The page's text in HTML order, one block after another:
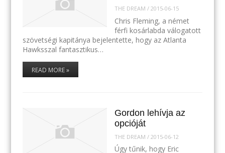
THE DREAM / 2015-06-15
Chris Fleming, a német
férfi kosárlabda válogatott
szövetségi kapitánya bejelentette, hogy az Atlanta
Hawksszal fantasztikus…
READ MORE »
Gordon lehívja az
opcióját
THE DREAM / 2015-06-12
Úgy tűnik, hogy Eric